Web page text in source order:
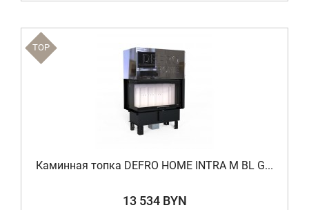
TOP
Каминная топка DEFRO HOME INTRA M BL G...
13 534 BYN